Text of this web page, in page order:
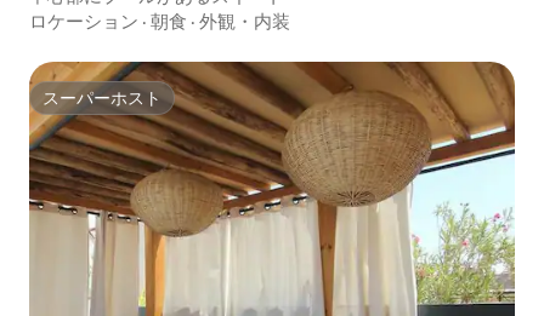
ロケーション · 朝食 · 外観・内装
スーパーホスト
スーパーホスト